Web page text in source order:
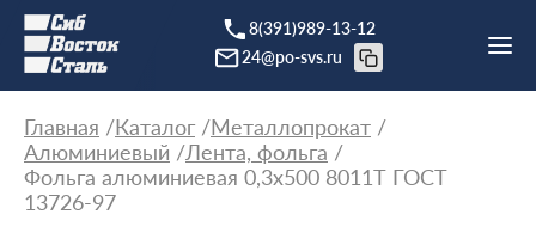
8(391)989-13-12
24@po-svs.ru
Главная Каталог
Металлопрокат
Алюминиевый
Лента, фольга
Фольга алюминиевая 0,3х500 8011Т ГОСТ
13726-97